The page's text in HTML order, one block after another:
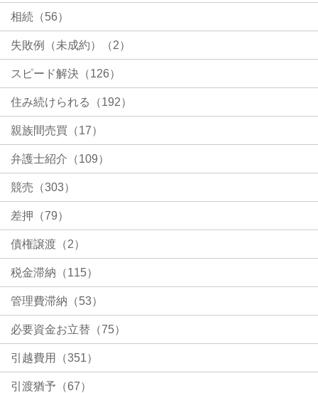
相続（56）
失敗例（未成約）（2）
スピード解決（126）
住み続けられる（192）
親族間売買（17）
弁護士紹介（109）
競売（303）
差押（79）
債権譲渡（2）
税金滞納（115）
管理費滞納（53）
必要資金お立替（75）
引越費用（351）
引渡猶予（67）